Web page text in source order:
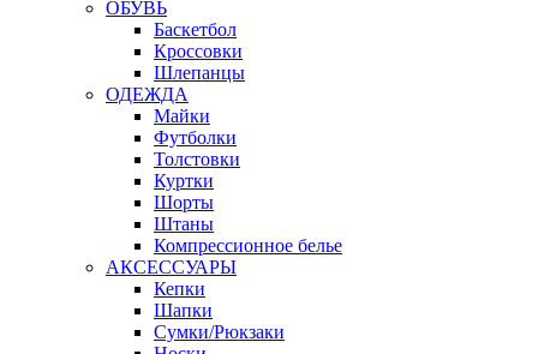
ОБУВЬ
Баскетбол
Кроссовки
Шлепанцы
ОДЕЖДА
Майки
Футболки
Толстовки
Куртки
Шорты
Штаны
Компрессионное белье
АКСЕССУАРЫ
Кепки
Шапки
Сумки/Рюкзаки